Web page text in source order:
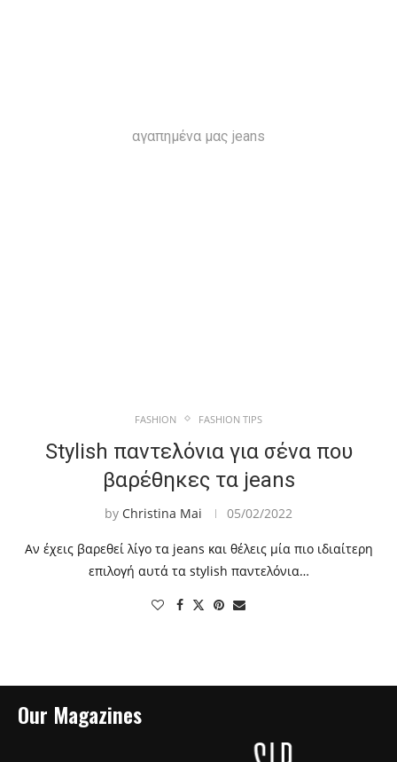
αγαπημένα μας jeans
FASHION FASHION TIPS
Stylish παντελόνια για σένα που
βαρέθηκες τα jeans
by Christina Mai 05/02/2022
Αν έχεις βαρεθεί λίγο τα jeans και θέλεις μία πιο ιδιαίτερη
επιλογή αυτά τα stylish παντελόνια…
Our Magazines